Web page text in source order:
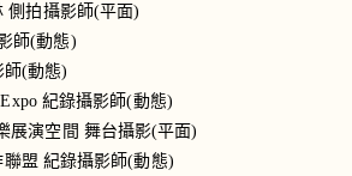
側拍攝影師(平面)
師(動態)
師(動態)
紀錄攝影師(動態)
展演空間 舞台攝影(平面)
盟 紀錄攝影師(動態)